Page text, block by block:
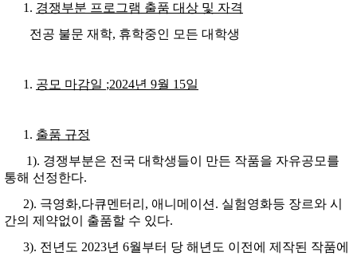
경쟁부분 프로그램 출품 대상 및 자격
전공 불문 재학, 휴학중인 모든 대학생
공모 마감일 ;2024년 9월 15일
출품 규정
1). 경쟁부분은 전국 대학생들이 만든 작품을 자유공모를
통해 선정한다.
2). 극영화,다큐멘터리, 애니메이션. 실험영화등 장르와 시
간의 제약없이 출품할 수 있다.
3). 전년도 2023년 6월부터 당 해년도 이전에 제작된 작품에